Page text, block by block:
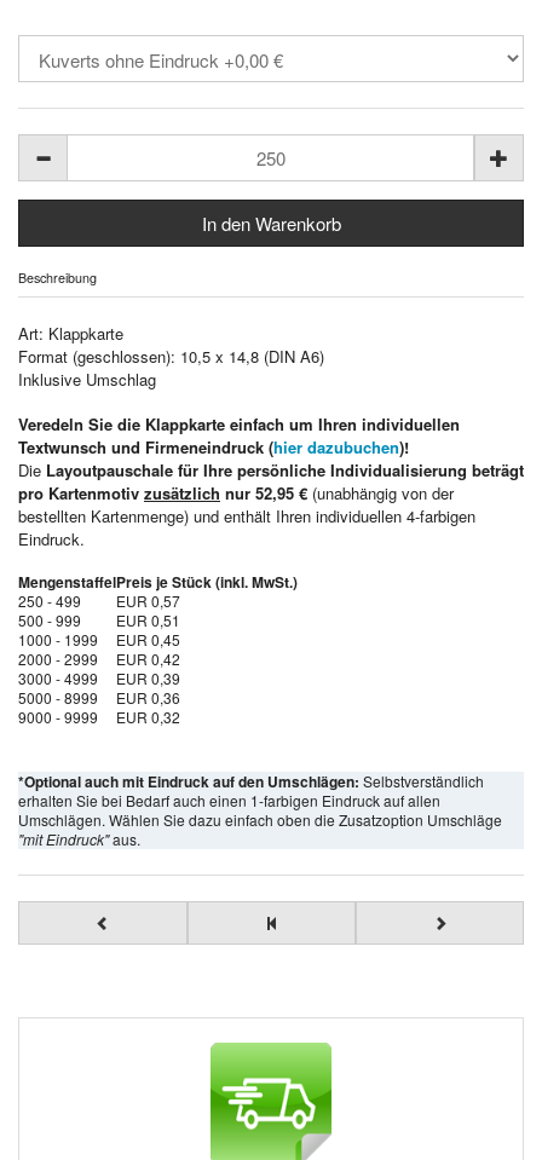
Beschreibung
Art: Klappkarte
Format (geschlossen): 10,5 x 14,8 (DIN A6)
Inklusive Umschlag
Veredeln Sie die Klappkarte einfach um Ihren individuellen
Textwunsch und Firmeneindruck (hier dazubuchen)!
Die Layoutpauschale für Ihre persönliche Individualisierung beträgt
pro Kartenmotiv zusätzlich nur 52,95 € (unabhängig von der
bestellten Kartenmenge) und enthält Ihren individuellen 4-farbigen
Eindruck.
MengenstaffelPreis je Stück (inkl. MwSt.)
250 - 499
EUR 0,57
500 - 999
EUR 0,51
1000 - 1999
EUR 0,45
2000 - 2999
EUR 0,42
3000 - 4999
EUR 0,39
5000 - 8999
EUR 0,36
9000 - 9999
EUR 0,32
*Optional auch mit Eindruck auf den Umschlägen: Selbstverständlich
erhalten Sie bei Bedarf auch einen 1-farbigen Eindruck auf allen
Umschlägen. Wählen Sie dazu einfach oben die Zusatzoption Umschläge
"mit Eindruck"aus.